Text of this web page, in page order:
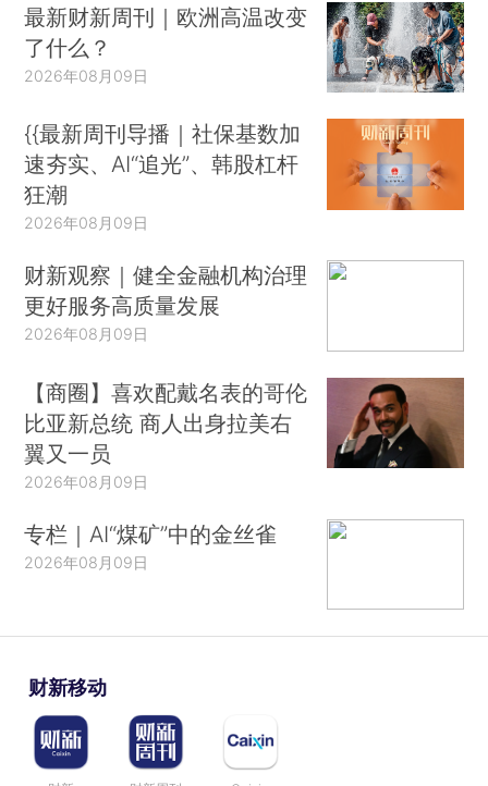
最新财新周刊｜欧洲高温改变
了什么？
2026年08月09日
{{最新周刊导播｜社保基数加
速夯实、AI“追光”、韩股杠杆
狂潮
2026年08月09日
财新观察｜健全金融机构治理
更好服务高质量发展
2026年08月09日
【商圈】喜欢配戴名表的哥伦
比亚新总统 商人出身拉美右
翼又一员
2026年08月09日
专栏｜AI“煤矿”中的金丝雀
2026年08月09日
财新移动